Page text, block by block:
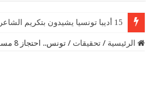
15 أديبا تونسيا يشيدون بتكريم الشاعر علي الدرورة
الرئيسية / تحقيقات / تونس.. احتجاز 8 مسؤولين بينهم وزير سابق بتهم فساد